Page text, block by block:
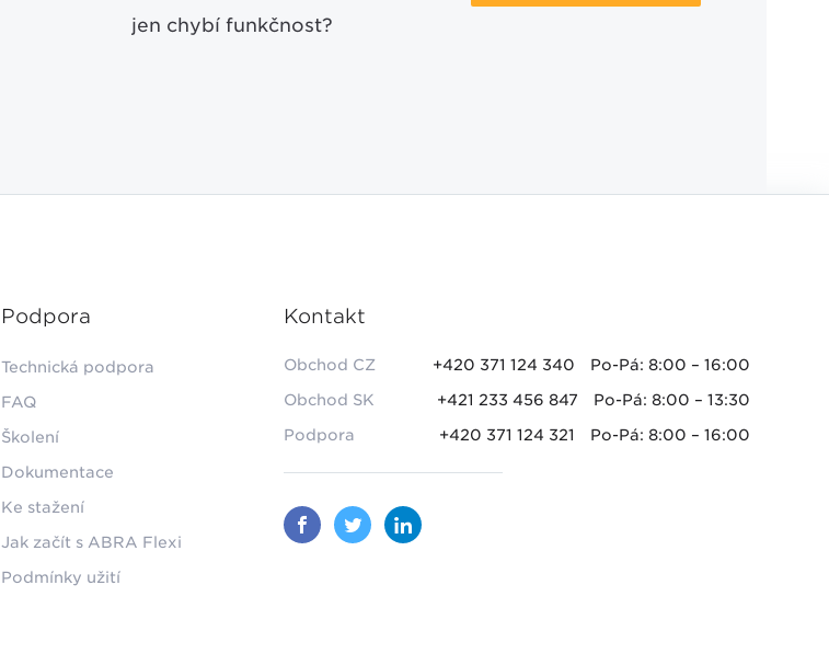
jen chybí funkčnost?
Podpora
Technická podpora
FAQ
Školení
Dokumentace
Ke stažení
Jak začít s ABRA Flexi
Podmínky užití
Kontakt
Obchod CZ +420 371 124 340
Po-Pá: 8:00 – 16:00
Obchod SK
+421 233 456 847
Po-Pá: 8:00 – 13:30
Podpora
+420 371 124 321 Po-Pá: 8:00 – 16:00